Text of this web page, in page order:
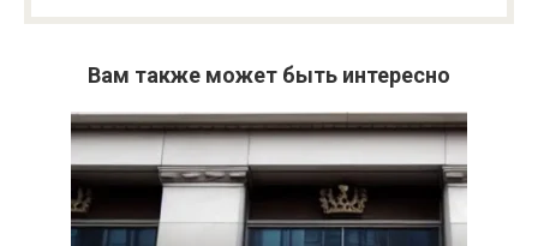
Вам также может быть интересно